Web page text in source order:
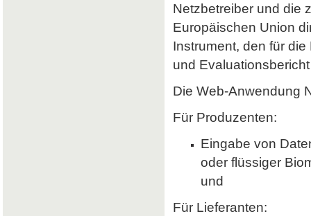
Netzbetreiber und die
Europäischen Union
Instrument, den für
und
Die Web-Anwendung
Für Produzenten:
Eingabe von
oder flüssiger
und
Für Lieferanten: